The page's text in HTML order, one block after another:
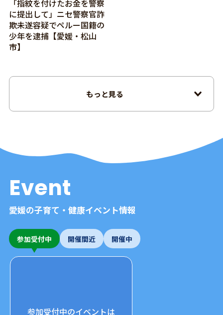
「指紋を付けたお金を警察
に提出して」ニセ警察官詐
欺未遂容疑でペルー国籍の
少年を逮捕【愛媛・松山
市】
もっと見る
Event
愛媛の子育て・健康イベント情報
参加受付中 開催間近 開催中
参加受付中のイベントは